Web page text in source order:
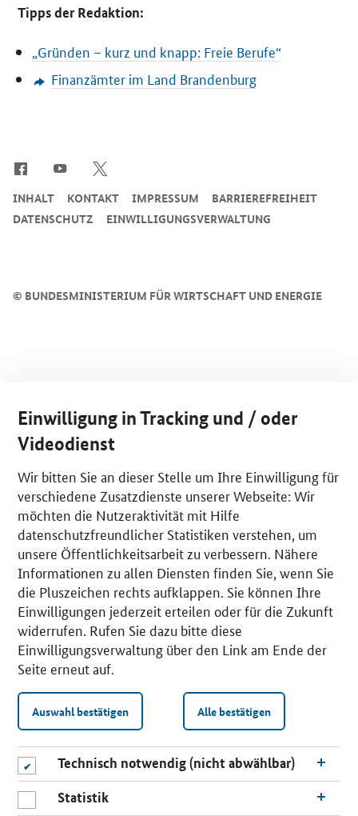
Tipps der Redaktion:
„Gründen – kurz und knapp: Freie Berufe“
Finanzämter im Land Brandenburg
© BUNDESMINISTERIUM FÜR WIRTSCHAFT UND ENERGIE
INHALT KONTAKT IMPRESSUM
BARRIEREFREIHEIT
DATENSCHUTZ
EINWILLIGUNGSVERWALTUNG
Einwilligung in Tracking und / oder
Videodienst
Wir bitten Sie an dieser Stelle um Ihre Einwilligung für
verschiedene Zusatzdienste unserer Webseite: Wir
möchten die Nutzeraktivität mit Hilfe
datenschutzfreundlicher Statistiken verstehen, um
unsere Öffentlichkeitsarbeit zu verbessern. Nähere
Informationen zu allen Diensten finden Sie, wenn Sie
die Pluszeichen rechts aufklappen. Sie können Ihre
Einwilligungen jederzeit erteilen oder für die Zukunft
widerrufen. Rufen Sie dazu bitte diese
Einwilligungsverwaltung über den Link am Ende der
Seite erneut auf.
Auswahl bestätigen Alle bestätigen
Technisch notwendig (nicht abwählbar)
Statistik